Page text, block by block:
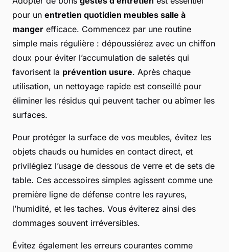
pour un entretien quotidien meubles salle à
manger efficace. Commencez par une routine
simple mais régulière : dépoussiérez avec un chiffon
doux pour éviter l’accumulation de saletés qui
favorisent la prévention usure. Après chaque
utilisation, un nettoyage rapide est conseillé pour
éliminer les résidus qui peuvent tacher ou abîmer les
surfaces.
Pour protéger la surface de vos meubles, évitez les
objets chauds ou humides en contact direct, et
privilégiez l’usage de dessous de verre et de sets de
table. Ces accessoires simples agissent comme une
première ligne de défense contre les rayures,
l’humidité, et les taches. Vous éviterez ainsi des
dommages souvent irréversibles.
Évitez également les erreurs courantes comme